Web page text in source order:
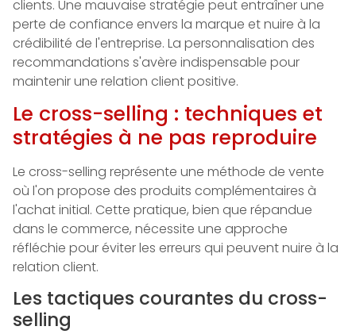
clients. Une mauvaise stratégie peut entraîner une
perte de confiance envers la marque et nuire à la
crédibilité de l'entreprise. La personnalisation des
recommandations s'avère indispensable pour
maintenir une relation client positive.
Le cross-selling : techniques et
stratégies à ne pas reproduire
Le cross-selling représente une méthode de vente
où l'on propose des produits complémentaires à
l'achat initial. Cette pratique, bien que répandue
dans le commerce, nécessite une approche
réfléchie pour éviter les erreurs qui peuvent nuire à la
relation client.
Les tactiques courantes du cross-
selling